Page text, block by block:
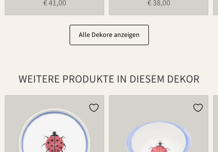
€ 41,00 € 38,00
Alle Dekore anzeigen
WEITERE PRODUKTE IN DIESEM DEKOR